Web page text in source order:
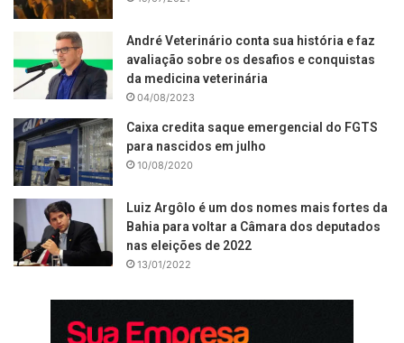
André Veterinário conta sua história e faz
avaliação sobre os desafios e conquistas
da medicina veterinária
04/08/2023
Caixa credita saque emergencial do FGTS
para nascidos em julho
10/08/2020
Luiz Argôlo é um dos nomes mais fortes da
Bahia para voltar a Câmara dos deputados
nas eleições de 2022
13/01/2022